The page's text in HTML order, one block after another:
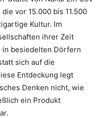
vor 15.000 bis 11.500
Kultur. Im
ihrer Zeit
in besiedelten Dörfern
sich auf die
Entdeckung legt
Denken nicht, wie
ein Produkt